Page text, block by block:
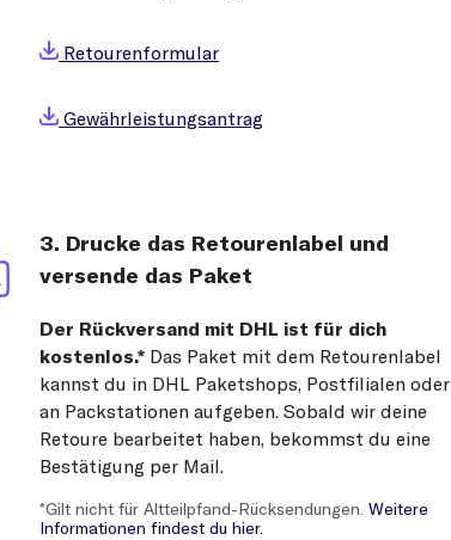
Retourenformular
Gewährleistungsantrag
3. Drucke das Retourenlabel und
versende das Paket
Der Rückversand mit DHL ist für dich
kostenlos.* Das Paket mit dem Retourenlabel
kannst du in DHL Paketshops, Postfilialen oder
an Packstationen aufgeben. Sobald wir deine
Retoure bearbeitet haben, bekommst du eine
Bestätigung per Mail.
*Gilt nicht für Altteilpfand-Rücksendungen.Weitere
Informationen findest du hier.